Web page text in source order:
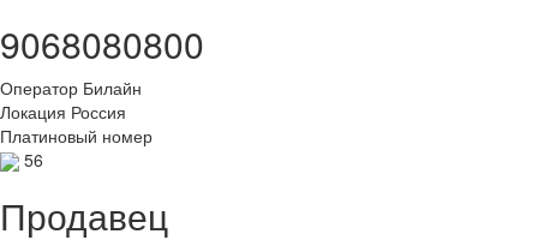
9068080800
Оператор Билайн
Локация Россия
Платиновый номер
56
Продавец